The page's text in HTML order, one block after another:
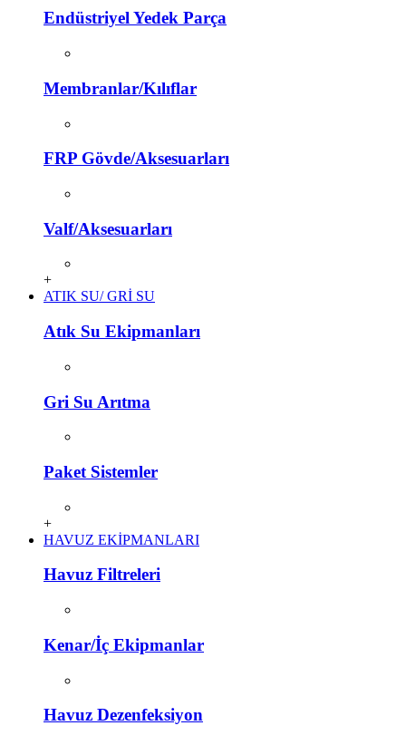
Endüstriyel Yedek Parça
Membranlar/Kılıflar
FRP Gövde/Aksesuarları
Valf/Aksesuarları
+
ATIK SU/ GRİ SU
Atık Su Ekipmanları
Gri Su Arıtma
Paket Sistemler
+
HAVUZ EKİPMANLARI
Havuz Filtreleri
Kenar/İç Ekipmanlar
Havuz Dezenfeksiyon